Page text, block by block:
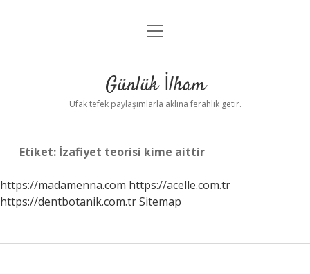
Anasayfa
Yasal Uyarı
menüyü
Günlük İlham
Ufak tefek paylaşımlarla aklına ferahlık getir.
Etiket: İzafiyet teorisi kime aittir
https://madamenna.com https://acelle.com.tr
https://dentbotanik.com.trSitemap